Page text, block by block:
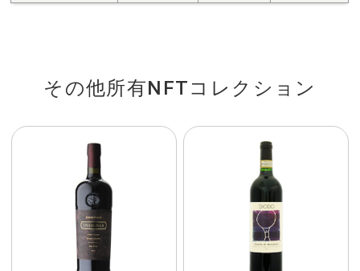
その他所有NFTコレクション